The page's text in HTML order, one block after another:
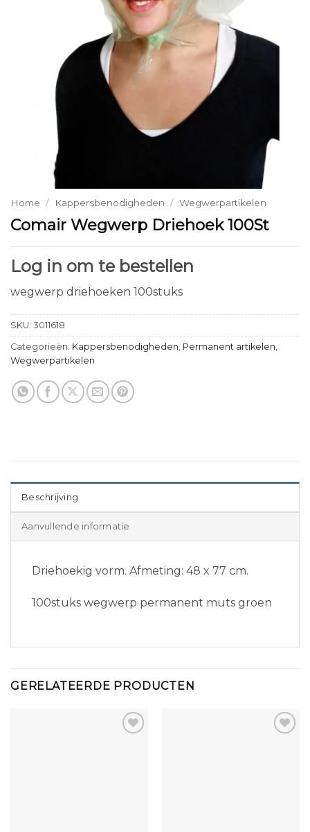
Home / Kappersbenodigheden / Wegwerpartikelen
Comair Wegwerp Driehoek 100St
Log in om te bestellen
wegwerp driehoeken 100stuks
SKU: 3011618
Categorieën: Kappersbenodigheden, Permanent artikelen,
Wegwerpartikelen
Beschrijving
Aanvullende informatie
Driehoekig vorm. Afmeting: 48 x 77 cm.
100stuks wegwerp permanent muts groen
GERELATEERDE PRODUCTEN